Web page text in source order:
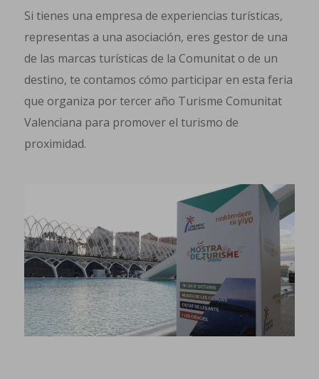
Si tienes una empresa de experiencias turísticas,
representas a una asociación, eres gestor de una
de las marcas turísticas de la Comunitat o de un
destino, te contamos cómo participar en esta feria
que organiza por tercer año Turisme Comunitat
Valenciana para promover el turismo de
proximidad.